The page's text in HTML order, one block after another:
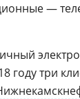
—
году три